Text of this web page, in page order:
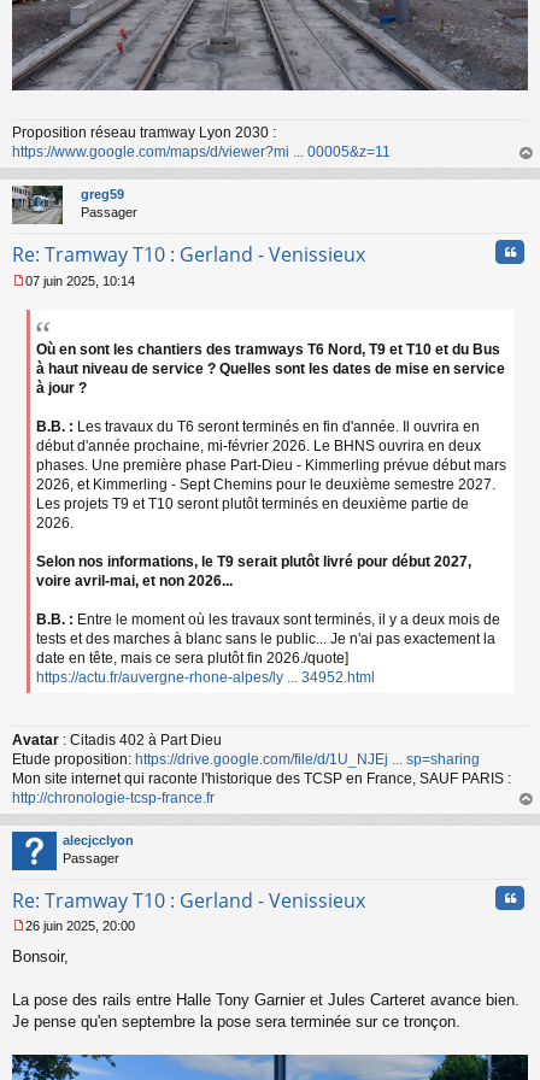
Proposition réseau tramway Lyon 2030 :
https://www.google.com/maps/d/viewer?mi ... 00005&z=11
au
greg59
Passager
Re: Tramway T10 : Gerland - Venissieux
e
07 juin 2025, 10:14
Où en sont les chantiers des tramways T6 Nord, T9 et T10 et du Bus
à haut niveau de service ? Quelles sont les dates de mise en service
à jour ?
B.B. : Les travaux du T6 seront terminés en fin d'année. Il ouvrira en
début d'année prochaine, mi-février 2026. Le BHNS ouvrira en deux
phases. Une première phase Part-Dieu - Kimmerling prévue début mars
2026, et Kimmerling - Sept Chemins pour le deuxième semestre 2027.
Les projets T9 et T10 seront plutôt terminés en deuxième partie de
2026.
Selon nos informations, le T9 serait plutôt livré pour début 2027,
voire avril-mai, et non 2026...
B.B. : Entre le moment où les travaux sont terminés, il y a deux mois de
tests et des marches à blanc sans le public... Je n'ai pas exactement la
date en tête, mais ce sera plutôt fin 2026./quote]
https://actu.fr/auvergne-rhone-alpes/ly ... 34952.html
Avatar : Citadis 402 à Part Dieu
Etude proposition: https://drive.google.com/file/d/1U_NJEj ... sp=sharing
Mon site internet qui raconte l'historique des TCSP en France, SAUF PARIS :
http://chronologie-tcsp-france.fr
au
alecjcclyon
Passager
Re: Tramway T10 : Gerland - Venissieux
e
g
n
26 juin 2025, 20:00
Bonsoir,
La pose des rails entre Halle Tony Garnier et Jules Carteret avance bien.
Je pense qu'en septembre la pose sera terminée sur ce tronçon.